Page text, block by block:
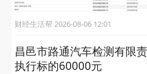
财经生活帮 2026-08-06 12:01
昌邑市路通汽车检测有限
执行标的60000元